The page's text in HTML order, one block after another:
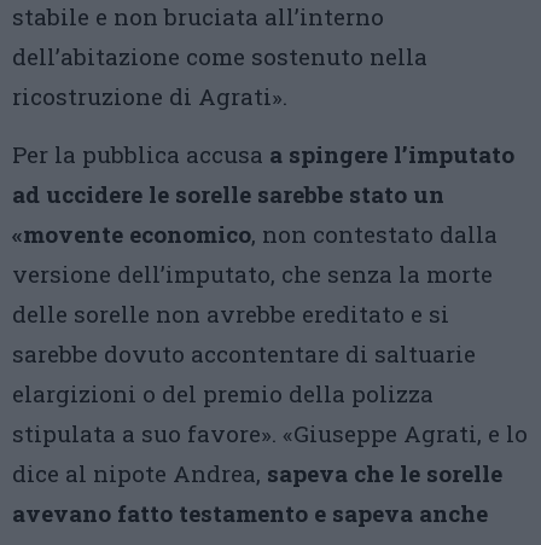
stabile e non bruciata all’interno
dell’abitazione come sostenuto nella
ricostruzione di Agrati».
Per la pubblica accusa a spingere l’imputato
ad uccidere le sorelle sarebbe stato un
«movente economico, non contestato dalla
versione dell’imputato, che senza la morte
delle sorelle non avrebbe ereditato e si
sarebbe dovuto accontentare di saltuarie
elargizioni o del premio della polizza
stipulata a suo favore». «Giuseppe Agrati, e lo
dice al nipote Andrea, sapeva che le sorelle
avevano fatto testamento e sapeva anche